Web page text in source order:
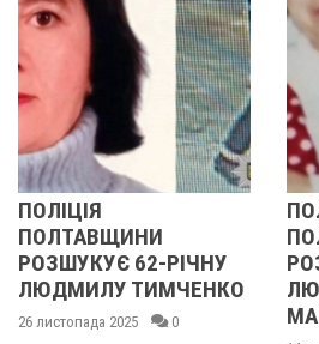
ПОЛТАВЩИНИ
РОЗШУКУЄ 67-РІЧНУ
ЛЮДМИЛУ
МАЛИНЕНКО